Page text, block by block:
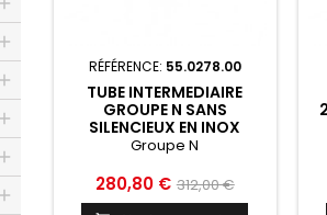
RÉFÉRENCE: 55.0278.00
TUBE INTERMEDIAIRE
GROUPE N SANS
SILENCIEUX EN INOX
RAGAZZON HYUNDAI
2013 - 55.0278.00
Groupe N
Prix
280,80 € Prix
312,00 €